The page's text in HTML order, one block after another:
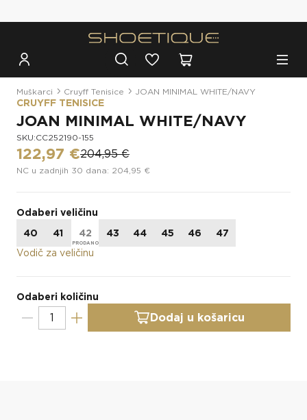
Muškarci Cruyff Tenisice JOAN MINIMAL WHITE/NAVY
CRUYFF TENISICE
JOAN MINIMAL WHITE/NAVY
SKU:CC252190-155
122,97 €204,95 €
NC u zadnjih 30 dana: 204,95 €
Odaberi veličinu
40
41 42 43 44 45 46
47
Vodič za veličinu
Odaberi količinu
Dodaj u košaricu